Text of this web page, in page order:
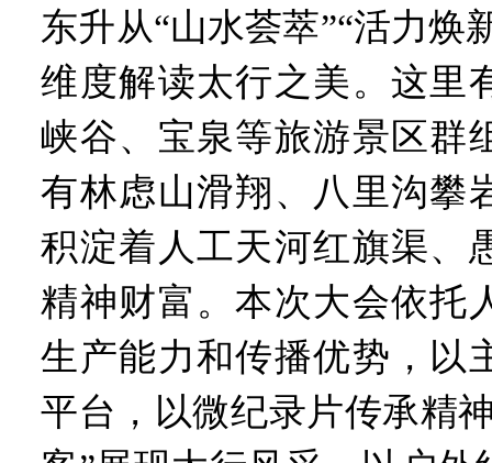
东升从“山水荟萃”“活力焕
维度解读太行之美。这里
峡谷、宝泉等旅游景区群
有林虑山滑翔、八里沟攀
积淀着人工天河红旗渠、
精神财富。本次大会依托
生产能力和传播优势，以
平台，以微纪录片传承精